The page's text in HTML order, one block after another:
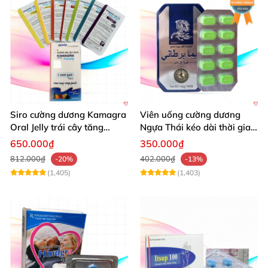
Siro cường dương Kamagra
Oral Jelly trái cây tăng
cường sinh lý nam
650.000₫
812.000₫
-20%
(1,405)
Viên uống cường dương
Ngựa Thái kéo dài thời gian
quan hệ
350.000₫
402.000₫
-13%
(1,403)